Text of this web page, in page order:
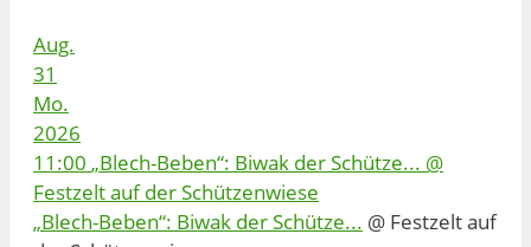
Aug.
31
Mo.
2026
11:00 „Blech-Beben“: Biwak der Schütze... @
Festzelt auf der Schützenwiese
„Blech-Beben“: Biwak der Schütze... @ Festzelt auf